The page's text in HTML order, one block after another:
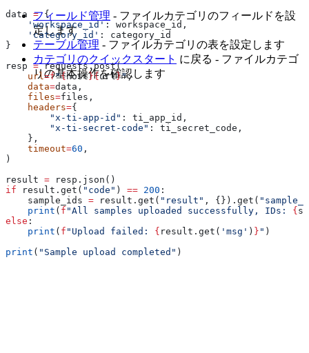
data = {
    'workspace_id'
: workspace_id,
    'category_id'
: category_id
}
resp = requests.post(
    url
=f"{host}{url}",
    data
=data,
    files
=files,
    headers
={
        "x-ti-app-id"
: ti_app_id,
        "x-ti-secret-code"
: ti_secret_code,
    },
    timeout
=60 ,
)
result = resp.json()
if result.get( "code" ) == 200 :
    sample_ids
= result.get( "result" , {}).get(
    print
( f "All samples uploaded successfully, IDs: {
else :
    print
( f "Upload failed: { result.get( 'msg' ) } " )
print ( "Sample upload completed" )
フィールド管理 - ファイルカテゴリのフィールドを設
定します
テーブル管理 - ファイルカテゴリの表を設定します
カテゴリのクイックスタート に戻る - ファイルカテゴ
リの基本操作を確認します